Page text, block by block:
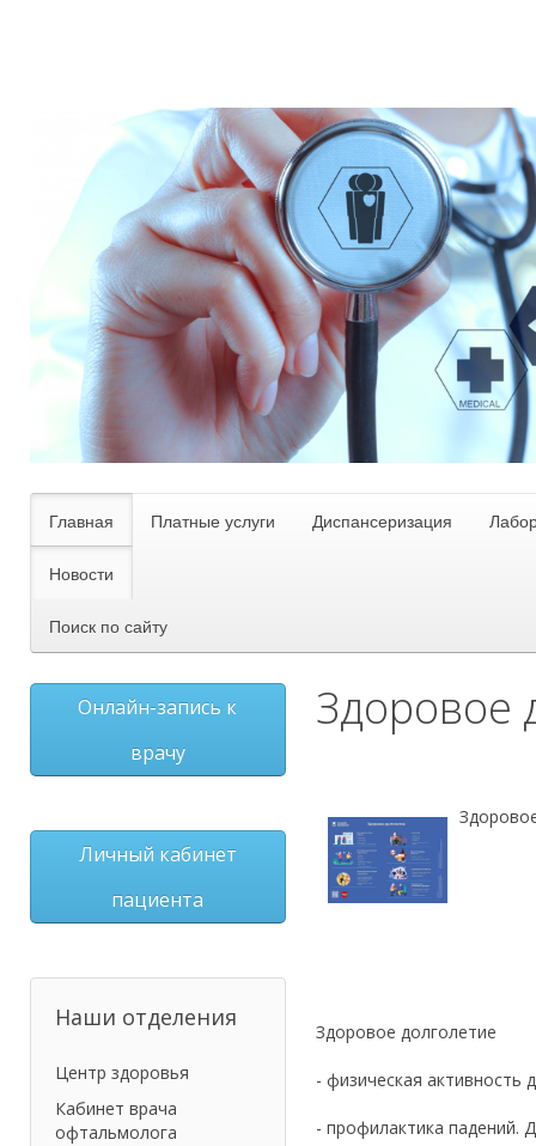
Главная Платные услуги Диспансеризация
Новости
Поиск по сайту
Здоровое
Здоровое долголетие
- физическая активность
- профилактика падений.
Онлайн-запись к
врачу
Личный кабинет
пациента
Наши отделения
Центр здоровья
Кабинет врача
офтальмолога